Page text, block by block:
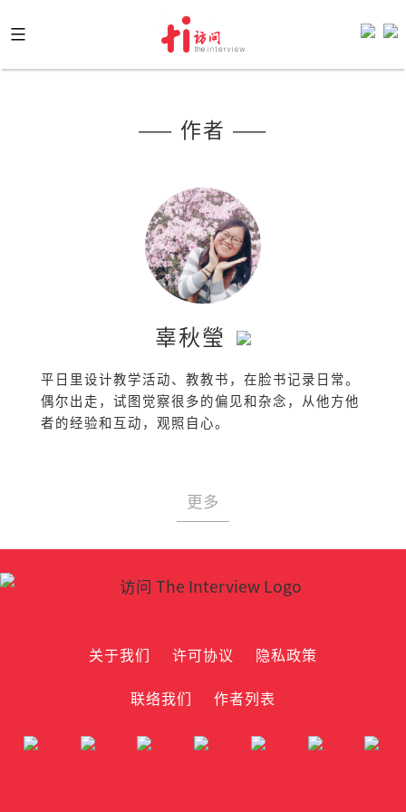
to
content
—— 作者 ——
辜秋瑩
平日里设计教学活动、教教书，在脸书记录日常。
偶尔出走，试图觉察很多的偏见和杂念，从他方他
者的经验和互动，观照自心。
更多
关于我们 许可协议
隐私政策
联络我们
作者列表